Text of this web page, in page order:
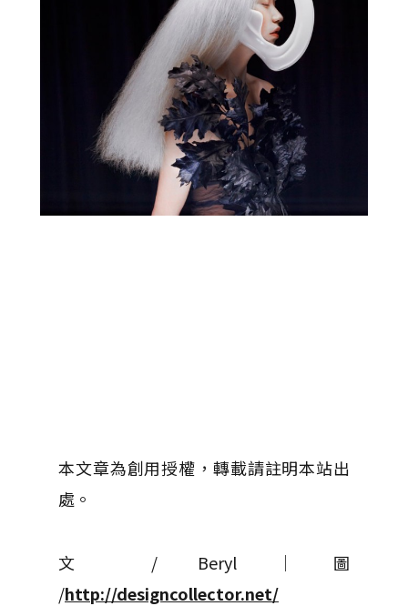
本文章為創用授權，轉載請註明本站出
處。
文 / Beryl │ 圖
/http://designcollector.net/